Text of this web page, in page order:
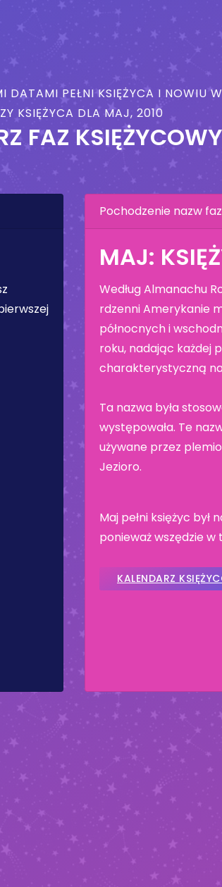
DATAMI PEŁNI KSIĘŻYCA I NOWIU
KSIĘŻYCA DLA MAJ, 2010
FAZ
Pochodzenie nazw
MAJ:
Według Almanachu
rdzenni Amerykanie
północnych i
roku, nadając każdej
charakterystyczną
Ta nazwa była
występowała. Te
używane przez
Jezioro.
Maj pełni księżyc był
ponieważ wszędzie w
KALENDARZ